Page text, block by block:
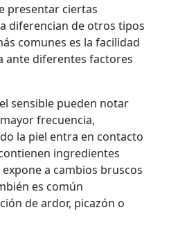
presentar ciertas
diferencian de otros tipos
comunes es la facilidad
ante diferentes factores
sensible pueden notar
frecuencia,
la piel entra en contacto
ingredientes
a cambios bruscos
es común
de ardor, picazón o